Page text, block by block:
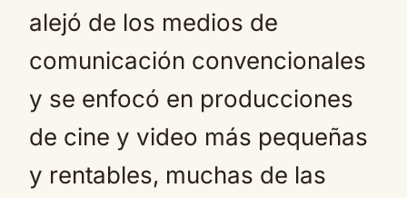
alejó de los medios de
comunicación convencionales
y se enfocó en producciones
de cine y video más pequeñas
y rentables, muchas de las